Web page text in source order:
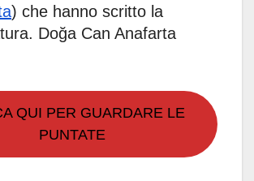
) che hanno scritto la
Doğa Can Anafarta
QUI PER GUARDARE LE
PUNTATE